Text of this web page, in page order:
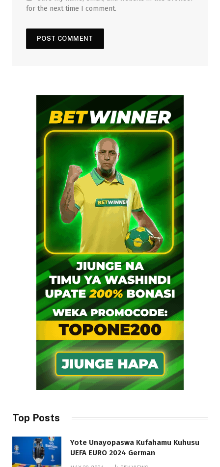
for the next time I comment.
Top Posts
Yote Unayopaswa Kufahamu Kuhusu
UEFA EURO 2024 German